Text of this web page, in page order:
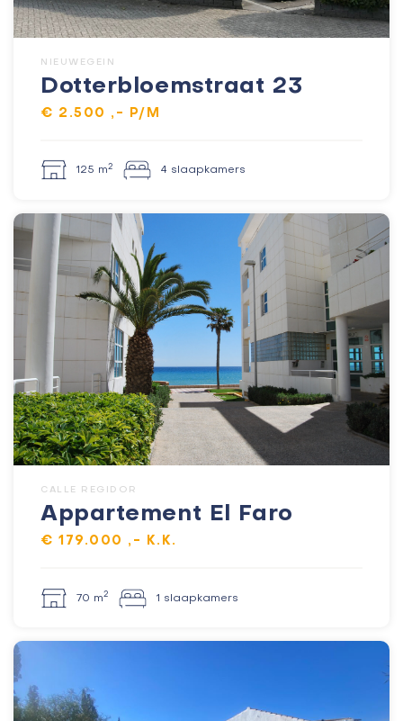
NIEUWEGEIN
Dotterbloemstraat 23
€ 2.500 ,- P/M
125 m2 4 slaapkamers
CALLE REGIDOR
Appartement El Faro
€ 179.000 ,- K.K.
70 m2 1 slaapkamers